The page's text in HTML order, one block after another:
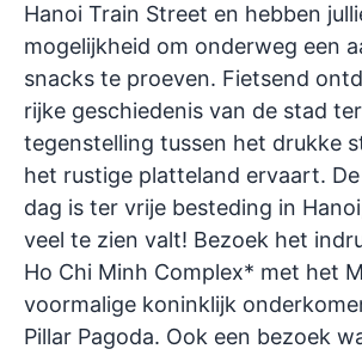
Hanoi Train Street en hebben
mogelijkheid om onderweg een
snacks te proeven. Fietsend
rijke geschiedenis van de stad
tegenstelling tussen het drukke
het rustige platteland ervaart.
dag is ter vrije besteding in
veel te zien valt! Bezoek het
Ho Chi Minh Complex* met het
voormalige koninklijk
Pillar Pagoda. Ook een bezoek